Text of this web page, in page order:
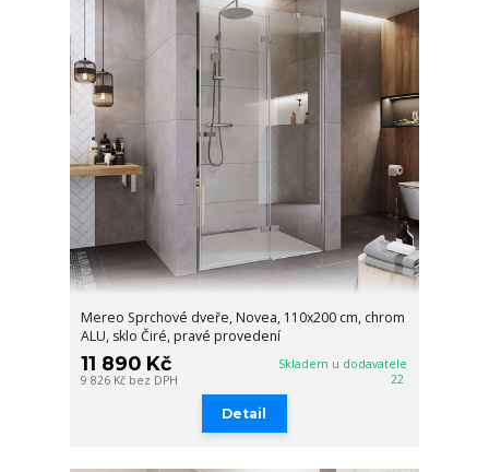
Mereo Sprchové dveře, Novea, 110x200 cm, chrom
ALU, sklo Čiré, pravé provedení
11 890 Kč
9 826 Kč bez DPH
Skladem u dodavatele
22
Detail